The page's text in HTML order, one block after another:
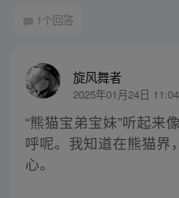
1个回答
旋风舞者
2025年01月24日 11:04
“熊猫宝弟宝妹”听起来
呼呢。我知道在熊猫界
心。